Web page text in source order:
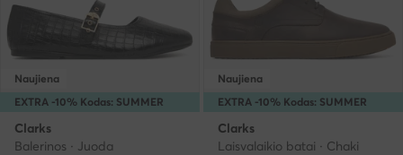
EXTRA -10% Kodas: SUMMER
Naujiena
Clarks
Balerinos · Juoda
EXTRA -10% Kodas: SUMMER
Naujiena
Clarks
Laisvalaikio batai · Chaki